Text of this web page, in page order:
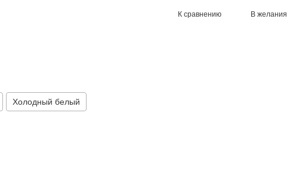
К сравнению В желания
Холодный белый